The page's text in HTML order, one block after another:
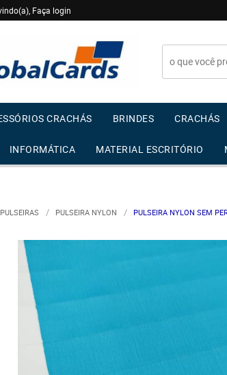
Faça login
CRACHÁS BRINDES CRACHÁS
INFORMÁTICA MATERIAL ESCRITÓRIO
PULSEIRAS PULSEIRA NYLON PULSEIRA NYLON SEM